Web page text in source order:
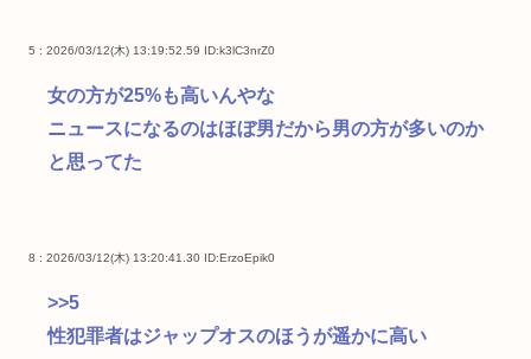
5 : 2026/03/12(木) 13:19:52.59 ID:k3lC3nrZ0
女の方が25%も高いんやな
ニュースになるのはほぼ男だから男の方が多いのか
と思ってた
8 : 2026/03/12(木) 13:20:41.30 ID:ErzoEpik0
>>5
性犯罪者はジャップオスのほうが遥かに高い